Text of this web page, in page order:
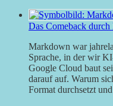
Das Comeback
Markdown war
Sprache, in der wir
Google Cloud baut
darauf auf. Warum
Format durchsetzt